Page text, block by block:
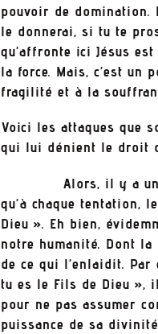
pouvoir de domination.
le donnerai, si tu te
qu’affronte ici Jésus
la force. Mais, c’est
fragilité et à la
Voici les attaques que
qui lui dénient le droit
Alors, il y a une
qu’à chaque tentation,
Dieu ». Eh bien,
notre humanité. Dont
de ce qui l’enlaidit. Par
tu es le Fils de Dieu »,
pour ne pas assumer
puissance de sa